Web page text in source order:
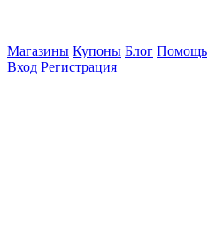
Магазины Купоны Блог Помощь
Вход Регистрация